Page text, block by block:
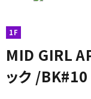
meeting_room ログイン
初めての方へ
1F
MID GIRL
ック /BK#10